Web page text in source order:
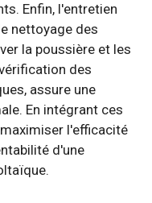
Enfin, l'entretien
nettoyage des
la poussière et les
des
assure une
En intégrant ces
l'efficacité
d'une